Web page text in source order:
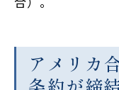
アメリカ